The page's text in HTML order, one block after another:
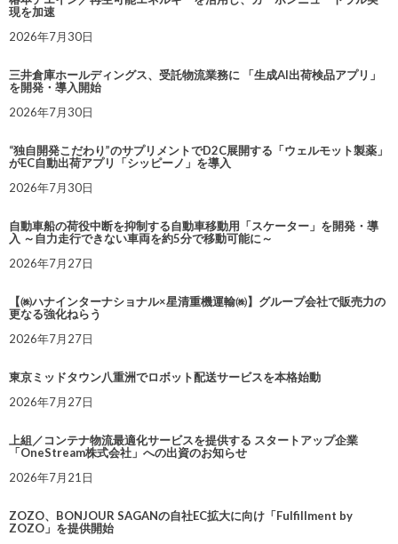
現を加速
2026年7月30日
三井倉庫ホールディングス、受託物流業務に 「生成AI出荷検品アプリ」
を開発・導入開始
2026年7月30日
“独自開発こだわり”のサプリメントでD2C展開する「ウェルモット製薬」
がEC自動出荷アプリ「シッピーノ」を導入
2026年7月30日
自動車船の荷役中断を抑制する自動車移動用「スケーター」を開発・導
入 ～自力走行できない車両を約5分で移動可能に～
2026年7月27日
【㈱ハナインターナショナル×星清重機運輸㈱】グループ会社で販売力の
更なる強化ねらう
2026年7月27日
東京ミッドタウン八重洲でロボット配送サービスを本格始動
2026年7月27日
上組／コンテナ物流最適化サービスを提供する スタートアップ企業
「OneStream株式会社」への出資のお知らせ
2026年7月21日
ZOZO、BONJOUR SAGANの自社EC拡大に向け「Fulfillment by
ZOZO」を提供開始